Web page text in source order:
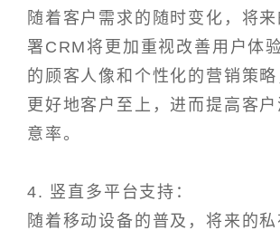
随着客户需求的随时变化，将
署CRM将更加重视改善用户体
的顾客人像和个性化的营销策
更好地客户至上，进而提高客
意率。
4. 竖直多平台支持：
随着移动设备的普及，将来的